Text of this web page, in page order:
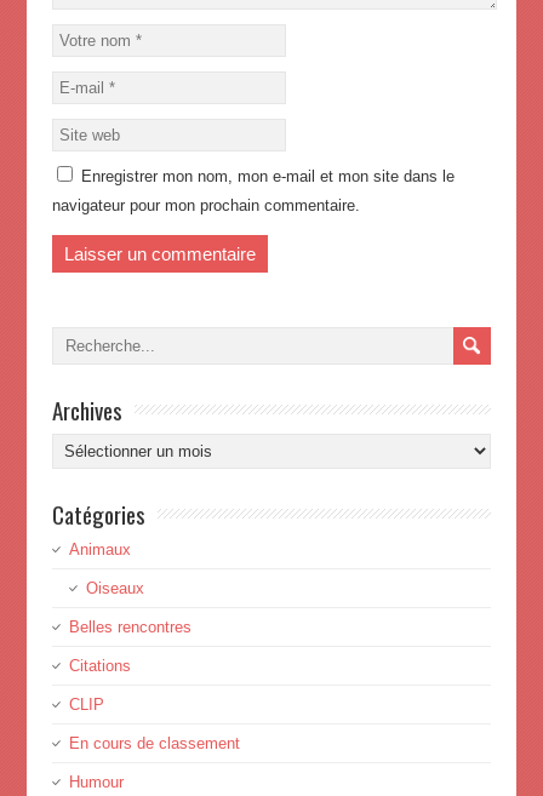
Enregistrer mon nom, mon e-mail et mon site dans le
navigateur pour mon prochain commentaire.
Archives
Archives
Catégories
Animaux
Oiseaux
Belles rencontres
Citations
CLIP
En cours de classement
Humour